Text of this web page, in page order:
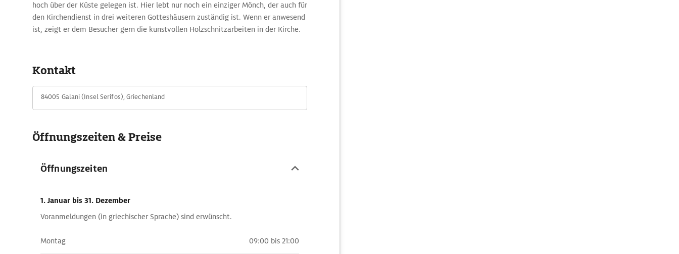
hoch über der Küste gelegen ist. Hier lebt nur noch ein einziger Mönch, der auch für
den Kirchendienst in drei weiteren Gotteshäusern zuständig ist. Wenn er anwesend
ist, zeigt er dem Besucher gern die kunstvollen Holzschnitzarbeiten in der Kirche.
Kontakt
84005 Galani (Insel Serifos), Griechenland
Öffnungszeiten & Preise
Öffnungszeiten
1. Januar bis 31. Dezember
Voranmeldungen (in griechischer Sprache) sind erwünscht.
Montag 09:00 bis 21:00